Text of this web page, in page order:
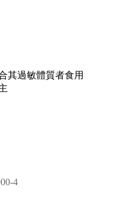
其過敏體質者食用
4